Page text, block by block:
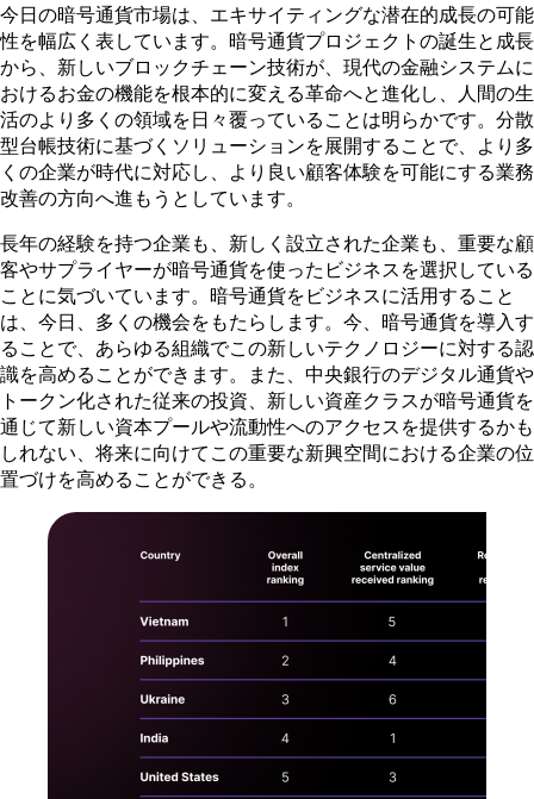
今日の暗号通貨市場は、エキサイティングな潜在的成長の可能
性を幅広く表しています。暗号通貨プロジェクトの誕生と成長
から、新しいブロックチェーン技術が、現代の金融システムに
おけるお金の機能を根本的に変える革命へと進化し、人間の生
活のより多くの領域を日々覆っていることは明らかです。分散
型台帳技術に基づくソリューションを展開することで、より多
くの企業が時代に対応し、より良い顧客体験を可能にする業務
改善の方向へ進もうとしています。
長年の経験を持つ企業も、新しく設立された企業も、重要な顧
客やサプライヤーが暗号通貨を使ったビジネスを選択している
ことに気づいています。暗号通貨をビジネスに活用すること
は、今日、多くの機会をもたらします。今、暗号通貨を導入す
ることで、あらゆる組織でこの新しいテクノロジーに対する認
識を高めることができます。また、中央銀行のデジタル通貨や
トークン化された従来の投資、新しい資産クラスが暗号通貨を
通じて新しい資本プールや流動性へのアクセスを提供するかも
しれない、将来に向けてこの重要な新興空間における企業の位
置づけを高めることができる。